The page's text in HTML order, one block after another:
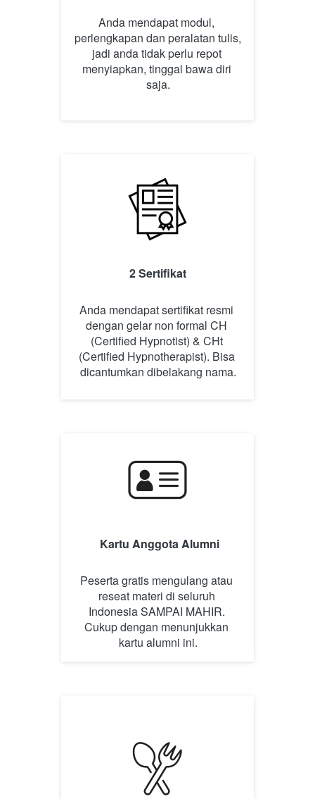
Anda mendapat modul,
perlengkapan dan peralatan tulis,
jadi anda tidak perlu repot
menyiapkan, tinggal bawa diri
saja.
2 Sertifikat
Anda mendapat sertifikat resmi
dengan gelar non formal CH
(Certified Hypnotist) & CHt
(Certified Hypnotherapist). Bisa
dicantumkan dibelakang nama.
Kartu Anggota Alumni
Peserta gratis mengulang atau
reseat materi di seluruh
Indonesia SAMPAI MAHIR.
Cukup dengan menunjukkan
kartu alumni ini.